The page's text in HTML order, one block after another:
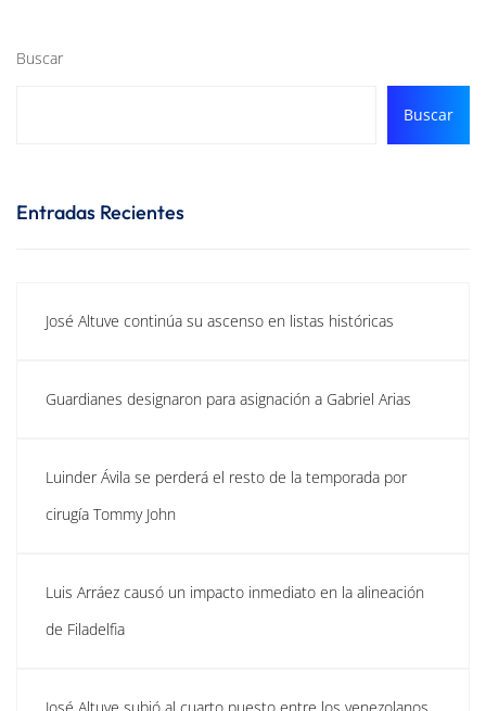
Buscar
Buscar
Entradas Recientes
José Altuve continúa su ascenso en listas históricas
Guardianes designaron para asignación a Gabriel Arias
Luinder Ávila se perderá el resto de la temporada por
cirugía Tommy John
Luis Arráez causó un impacto inmediato en la alineación
de Filadelfia
José Altuve subió al cuarto puesto entre los venezolanos